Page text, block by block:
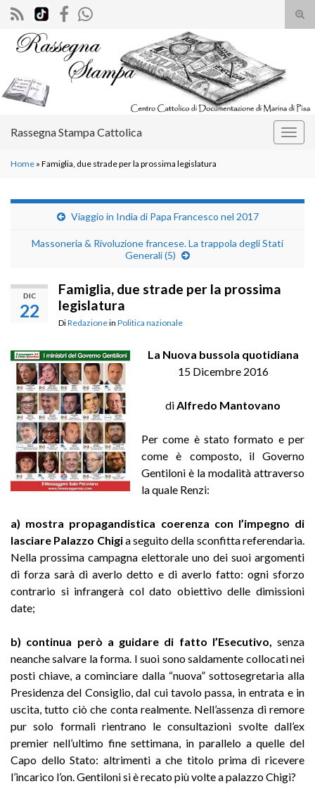
il
Search for:
Rassegna Stampa Cattolica
Home » Famiglia, due strade per la prossima legislatura
Viaggio in India di Papa Francesco nel 2017
Massoneria & Rivoluzione francese. La trappola degli Stati
Generali (5)
DIC
22
Famiglia, due strade per la prossima
legislatura
DiRedazionein Politica nazionale
La Nuova bussola quotidiana
15 Dicembre 2016
di Alfredo Mantovano
Per come è stato formato e per
come è composto, il Governo
Gentiloni è la modalità attraverso
la quale Renzi:
a) mostra propagandistica coerenza con l’impegno di
lasciare Palazzo Chigia seguito della sconfitta referendaria.
Nella prossima campagna elettorale uno dei suoi argomenti
di forza sarà di averlo detto e di averlo fatto: ogni sforzo
contrario si infrangerà col dato obiettivo delle dimissioni
date;
b) continua però a guidare di fatto l’Esecutivo,
senza
neanche salvare la forma. I suoi sono saldamente collocati nei
posti chiave, a cominciare dalla “nuova” sottosegretaria alla
Presidenza del Consiglio, dal cui tavolo passa, in entrata e in
uscita, tutto ciò che conta realmente. Nell’assenza di remore
pur solo formali rientrano le consultazioni svolte dall’ex
premier nell’ultimo fine settimana, in parallelo a quelle del
Capo dello Stato: altrimenti a che titolo prima di ricevere
l’incarico l’on. Gentiloni si è recato più volte a palazzo Chigi?